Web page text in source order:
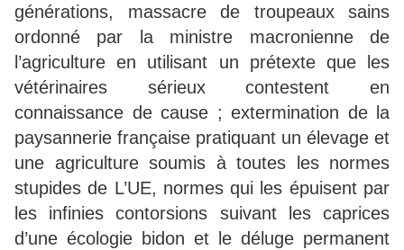
générations, massacre de troupeaux sains
ordonné par la ministre macronienne de
l’agriculture en utilisant un prétexte que les
vétérinaires sérieux contestent en
connaissance de cause ; extermination de la
paysannerie française pratiquant un élevage et
une agriculture soumis à toutes les normes
stupides de L’UE, normes qui les épuisent par
les infinies contorsions suivant les caprices
d’une écologie bidon et le déluge permanent